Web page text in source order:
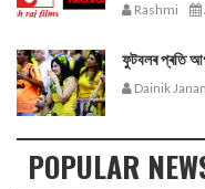
Rashmi
ফুটবলৰ প্ৰতি
Dainik
POPULAR